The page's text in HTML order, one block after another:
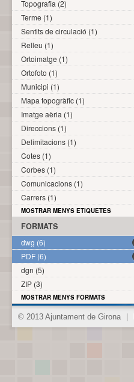
Topografia (2)
Terme (1)
Sentits de circulació (1)
Relleu (1)
Ortoimatge (1)
Ortofoto (1)
Municipi (1)
Mapa topogràfic (1)
Imatge aèria (1)
Direccions (1)
Delimitacions (1)
Cotes (1)
Corbes (1)
Comunicacions (1)
Carrers (1)
MOSTRAR MENYS ETIQUETES
FORMATS
dwg (6)
PDF (6)
dgn (5)
ZIP (3)
MOSTRAR MENYS FORMATS
© 2013 Ajuntament de Girona